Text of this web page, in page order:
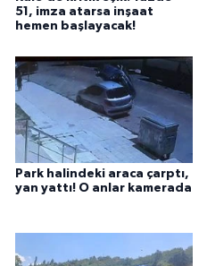
51, imza atarsa inşaat
hemen başlayacak!
Park halindeki araca çarptı,
yan yattı! O anlar kamerada